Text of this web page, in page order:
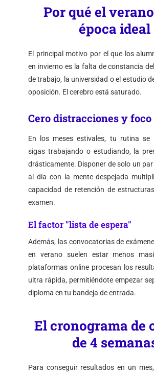
Por qué el
época ideal
El principal motivo por el que los
en invierno es la falta de constancia
de trabajo, la universidad o el estudio
oposición. El cerebro está saturado.
Cero distracciones y foco
En los meses estivales, tu rutina se
sigas trabajando o estudiando, la
drásticamente. Disponer de solo un
al día con la mente despejada
capacidad de retención de
examen.
El factor "lista de espera"
Además, las convocatorias de
en verano suelen estar menos
plataformas online procesan los
ultra rápida, permitiéndote empezar
diploma en tu bandeja de entrada.
El cronograma de
de 4
Para conseguir resultados en un